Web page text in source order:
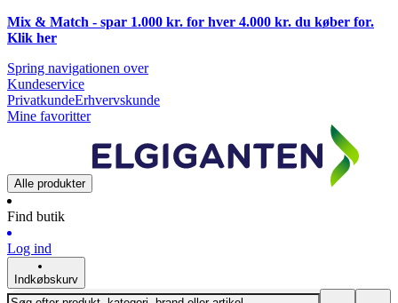
Mix & Match - spar 1.000 kr. for hver 4.000 kr. du køber for.
Klik her
Spring navigationen over
Kundeservice
PrivatkundeErhvervskunde
Mine favoritter
Alle produkter
Find butik
Log ind
Indkøbskurv